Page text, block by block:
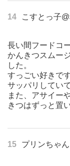
14 こすとっ子
長い間フードコ
かんきつスムー
した。
すっごい好きで
サッパリしてい
また、アサイー
きつはずっと置
15 プリンちゃん